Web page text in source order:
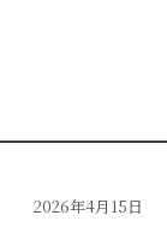
2026年4月15日